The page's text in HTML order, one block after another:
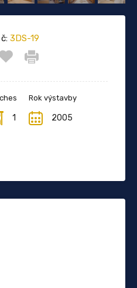
3DS-19
1
Rok výstavby
2005